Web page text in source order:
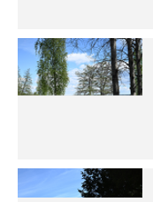
Saariston
Rengastien
portilla
äärellä
ja